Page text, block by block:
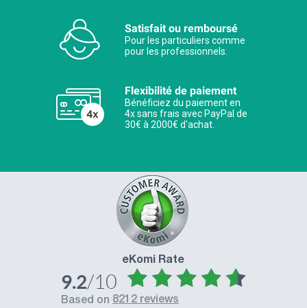
Satisfait ou remboursé
Pour les particuliers comme
pour les professionnels.
Flexibilité de paiement
Bénéficiez du paiement en
4x sans frais avec PayPal de
30€ à 2000€ d'achat.
eKomi Rate
9.2/10
based on 8212 reviews